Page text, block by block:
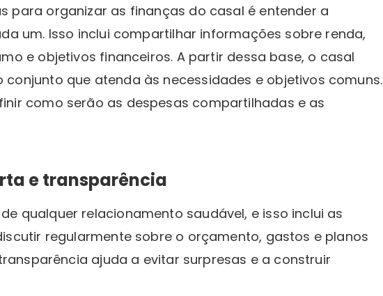
para organizar as finanças do casal é entender a
um. Isso inclui compartilhar informações sobre renda,
e objetivos financeiros. A partir dessa base, o casal
que atenda às necessidades e objetivos comuns.
como serão as despesas compartilhadas e as
e transparência
qualquer relacionamento saudável, e isso inclui as
regularmente sobre o orçamento, gastos e planos
ajuda a evitar surpresas e a construir